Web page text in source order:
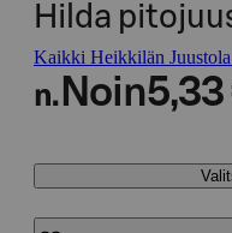
Hilda
Kaikki Heikkilän
n. Noin